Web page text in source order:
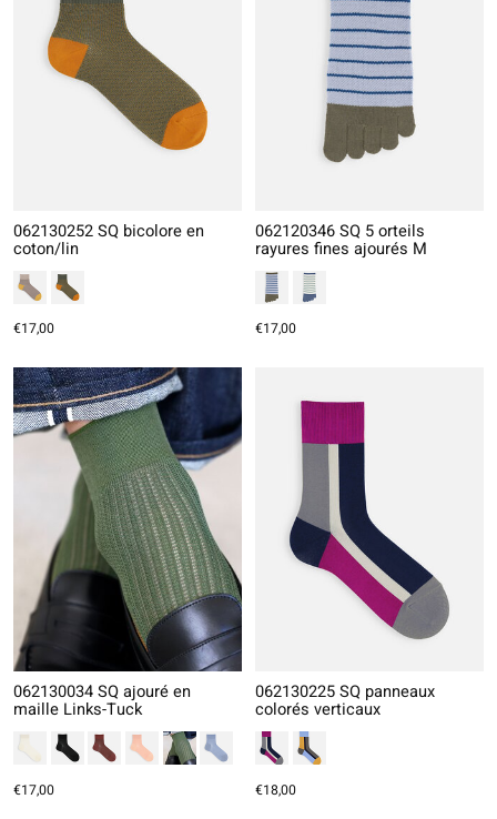
062130252 SQ bicolore en
coton/lin
€17,00
062120346 SQ 5 orteils
rayures fines ajourés M
€17,00
062130034 SQ ajouré en
maille Links-Tuck
€17,00
062130225 SQ panneaux
colorés verticaux
€18,00